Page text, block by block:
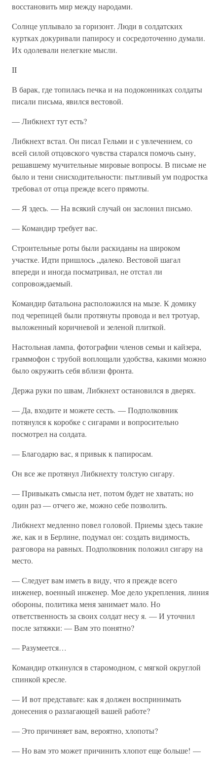
восстановить мир между народами.
Солнце уплывало за горизонт. Люди в солдатских
куртках докуривали папиросу и сосредоточенно думали.
Их одолевали нелегкие мысли.
II
В барак, где топилась печка и на подоконниках солдаты
писали письма, явился вестовой.
— Либкнехт тут есть?
Либкнехт встал. Он писал Гельми и с увлечением, со
всей силой отцовского чувства старался помочь сыну,
решавшему мучительные мировые вопросы. В письме не
было и тени снисходительности: пытливый ум подростка
требовал от отца прежде всего прямоты.
— Я здесь. — На всякий случай он заслонил письмо.
— Командир требует вас.
Строительные роты были раскиданы на широком
участке. Идти пришлось „далеко. Вестовой шагал
впереди и иногда посматривал, не отстал ли
сопровождаемый.
Командир батальона расположился на мызе. К домику
под черепицей были протянуты провода и вел тротуар,
выложенный коричневой и зеленой плиткой.
Настольная лампа, фотографии членов семьи и кайзера,
граммофон с трубой воплощали удобства, какими можно
было окружить себя вблизи фронта.
Держа руки по швам, Либкнехт остановился в дверях.
— Да, входите и можете сесть. — Подполковник
потянулся к коробке с сигарами и вопросительно
посмотрел на солдата.
— Благодарю вас, я привык к папиросам.
Он все же протянул Либкнехту толстую сигару.
— Привыкать смысла нет, потом будет не хватать; но
один раз — отчего же, можно себе позволить.
Либкнехт медленно повел головой. Приемы здесь такие
же, как и в Берлине, подумал он: создать видимость,
разговора на равных. Подполковник положил сигару на
место.
— Следует вам иметь в виду, что я прежде всего
инженер, военный инженер. Мое дело укрепления, линия
обороны, политика меня занимает мало. Но
ответственность за своих солдат несу я. — И уточнил
после затяжки: — Вам это понятно?
— Разумеется…
Командир откинулся в старомодном, с мягкой округлой
спинкой кресле.
— И вот представьте: как я должен воспринимать
донесения о разлагающей вашей работе?
— Это причиняет вам, вероятно, хлопоты?
— Но вам это может причинить хлопот еще больше! —